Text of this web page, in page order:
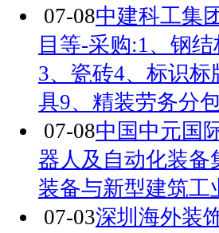
07-08中建科工集
目等-采购:1、钢
3、瓷砖4、标识
具9、精装劳务分
07-08中国中元国
器人及自动化装
装备与新型建筑
07-03深圳海外装